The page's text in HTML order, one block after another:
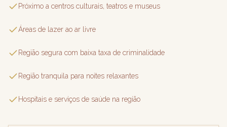
Próximo a centros culturais, teatros e museus
Áreas de lazer ao ar livre
Região segura com baixa taxa de criminalidade
Região tranquila para noites relaxantes
Hospitais e serviços de saúde na região